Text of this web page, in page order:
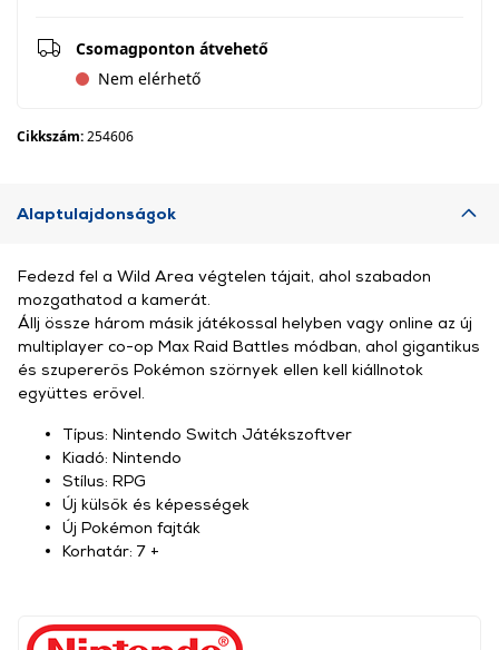
Csomagponton átvehető
Nem elérhető
Cikkszám:254606
Alaptulajdonságok
Fedezd fel a Wild Area végtelen tájait, ahol szabadon
mozgathatod a kamerát.
Állj össze három másik játékossal helyben vagy online az új
multiplayer co-op Max Raid Battles módban, ahol gigantikus
és szupererős Pokémon szörnyek ellen kell kiállnotok
együttes erővel.
Típus: Nintendo Switch Játékszoftver
Kiadó: Nintendo
Stílus: RPG
Új külsők és képességek
Új Pokémon fajták
Korhatár: 7 +